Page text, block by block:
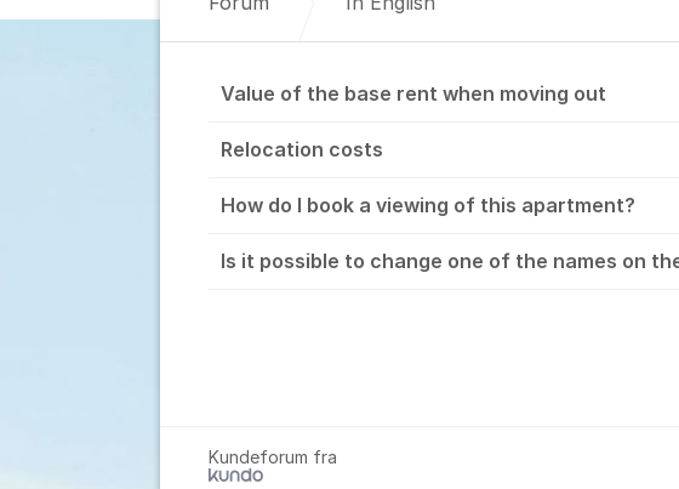
In English
Value of the base rent when moving out
Relocation costs
How do I book a viewing of this apartment?
Is it possible to change one of the names on
Kundeforum fra